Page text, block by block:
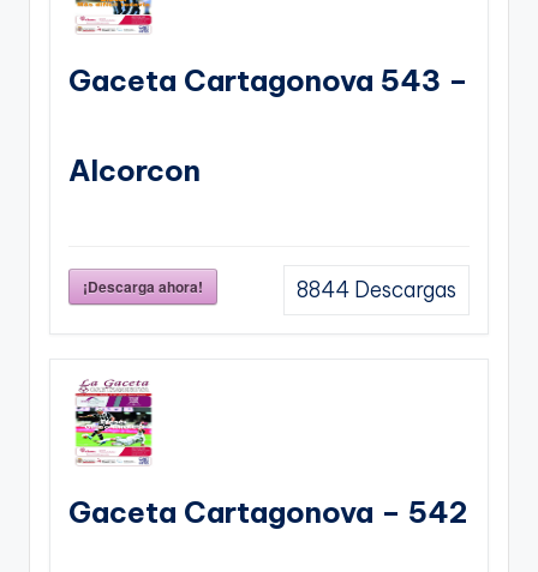
Gaceta Cartagonova 543 –
Alcorcon
¡Descarga ahora! 8844 Descargas
Gaceta Cartagonova – 542